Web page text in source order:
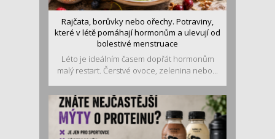
Rajčata, borůvky nebo ořechy. Potraviny,
které v létě pomáhají hormonům a ulevují od
bolestivé menstruace
Léto je ideálním časem dopřát hormonům
malý restart. Čerstvé ovoce, zelenina nebo...